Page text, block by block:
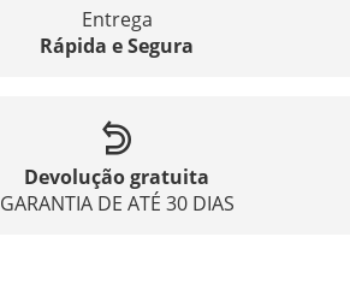
Entrega
Rápida e Segura
Devolução gratuita
GARANTIA DE ATÉ 30 DIAS